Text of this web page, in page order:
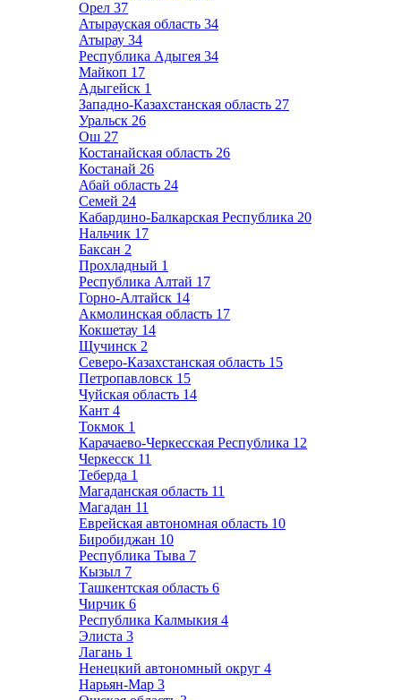
Орел 37
Атырауская область 34
Атырау 34
Республика Адыгея 34
Майкоп 17
Адыгейск 1
Западно-Казахстанская область 27
Уральск 26
Ош 27
Костанайская область 26
Костанай 26
Абай область 24
Семей 24
Кабардино-Балкарская Республика 20
Нальчик 17
Баксан 2
Прохладный 1
Республика Алтай 17
Горно-Алтайск 14
Акмолинская область 17
Кокшетау 14
Щучинск 2
Северо-Казахстанская область 15
Петропавловск 15
Чуйская область 14
Кант 4
Токмок 1
Карачаево-Черкесская Республика 12
Черкесск 11
Теберда 1
Магаданская область 11
Магадан 11
Еврейская автономная область 10
Биробиджан 10
Республика Тыва 7
Кызыл 7
Ташкентская область 6
Чирчик 6
Республика Калмыкия 4
Элиста 3
Лагань 1
Ненецкий автономный округ 4
Нарьян-Мар 3